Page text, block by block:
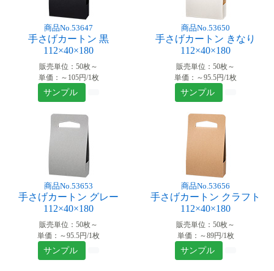
商品No.53647
手さげカートン 黒
112×40×180
販売単位：50枚～
単価：～105円/1枚
サンプル
商品No.53650
手さげカートン きなり
112×40×180
販売単位：50枚～
単価：～95.5円/1枚
サンプル
商品No.53653
手さげカートン グレー
112×40×180
販売単位：50枚～
単価：～95.5円/1枚
サンプル
商品No.53656
手さげカートン クラフト
112×40×180
販売単位：50枚～
単価：～89円/1枚
サンプル